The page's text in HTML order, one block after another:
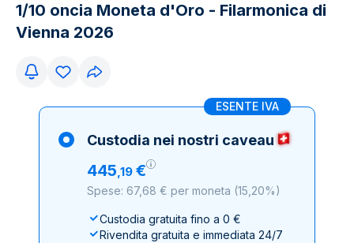
1/10 oncia Moneta d'Oro - Filarmonica di
Vienna 2026
ESENTE IVA
Custodia nei nostri caveau
445,19 €
Spese: 67,68 € per moneta (15,20%)
Custodia gratuita fino a 0 €
Rivendita gratuita e immediata 24/7